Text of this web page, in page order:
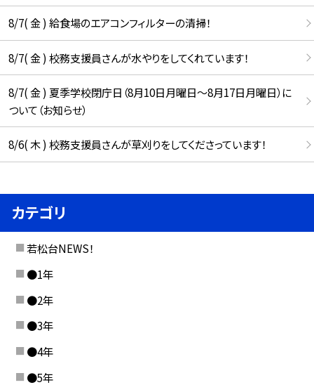
8/7( 金 ) 給食場のエアコンフィルターの清掃！
8/7( 金 ) 校務支援員さんが水やりをしてくれています！
8/7( 金 ) 夏季学校閉庁日（8月10日月曜日～8月17日月曜日）に
ついて（お知らせ）
8/6( 木 ) 校務支援員さんが草刈りをしてくださっています！
カテゴリ
若松台NEWS！
●1年
●2年
●3年
●4年
●5年